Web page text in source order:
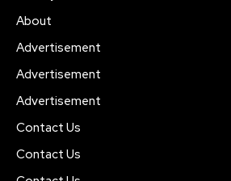
About
Advertisement
Advertisement
Advertisement
Contact Us
Contact Us